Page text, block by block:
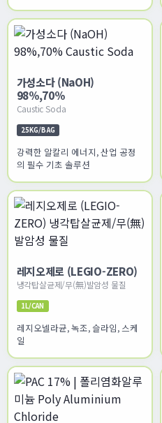
가성소다 (NaOH)
98%,70%
Caustic Soda
25KG/BAG
강력한 알칼리 에너지, 산업 공정
의 필수 기초 솔루션
레지오제로 (LEGIO-ZERO)
냉각탑살균제/무(無)발암성 물질
1L/CAN
레지오넬라균, 녹조, 슬라임, 스케
일